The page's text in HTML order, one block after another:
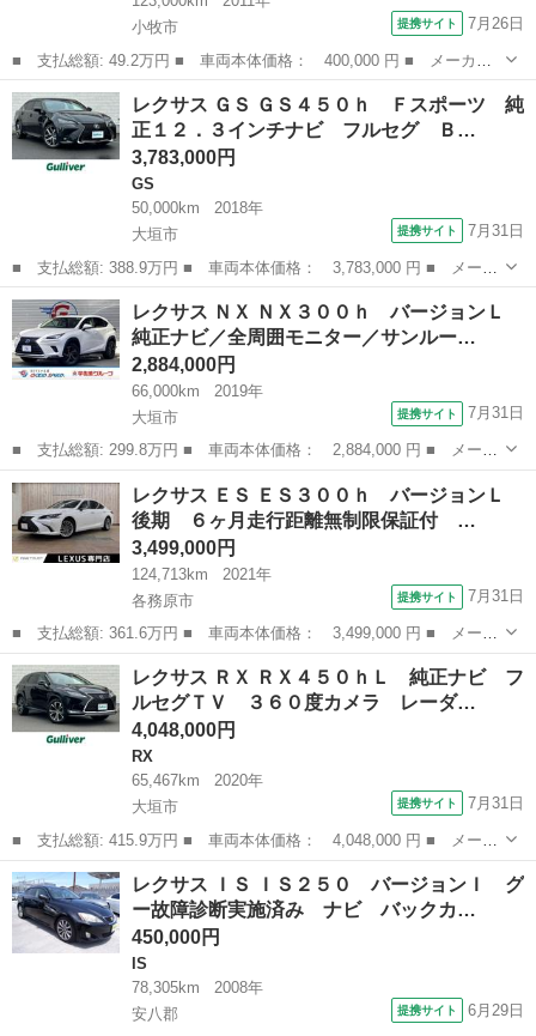
小牧市
提携サイト 7月26日
■ 支払総額: 49.2万円 ■ 車両本体価格： 400,000 円 ■ メーカー
名： レクサス ■ 車種名： ＣＴ ■ グレード名： ＣＴ２００
ｈ バージョンＣ 電格ミラー Ｂカメラ ＴＶナビ オートエアコ
ン ＥＴＣ車載...
愛知 小牧市 CT
レクサス ＧＳ ＧＳ４５０ｈ Ｆスポーツ 純
正１２．３インチナビ フルセグ Ｂ…
3,783,000円
GS
50,000km
2018年
大垣市
提携サイト 7月31日
■ 支払総額: 388.9万円 ■ 車両本体価格： 3,783,000 円 ■ メーカ
ー名： レクサス ■ 車種名： ＧＳ ■ グレード名： ＧＳ４５０
ｈ Ｆスポーツ 純正１２．３インチナビ フルセグ Ｂｌｕｅｔｏ
ｏｔｈ ...
岐阜 大垣市 GS
レクサス ＮＸ ＮＸ３００ｈ バージョンＬ
純正ナビ／全周囲モニター／サンルー…
2,884,000円
66,000km
2019年
大垣市
提携サイト 7月31日
■ 支払総額: 299.8万円 ■ 車両本体価格： 2,884,000 円 ■ メーカ
ー名： レクサス ■ 車種名： ＮＸ ■ グレード名： ＮＸ３００
ｈ バージョンＬ 純正ナビ／全周囲モニター／サンルーフ／シート
ヒーター...
岐阜 大垣市 レクサス
レクサス ＥＳ ＥＳ３００ｈ バージョンＬ
後期 ６ヶ月走行距離無制限保証付 …
3,499,000円
124,713km
2021年
各務原市
提携サイト 7月31日
■ 支払総額: 361.6万円 ■ 車両本体価格： 3,499,000 円 ■ メーカ
ー名： レクサス ■ 車種名： ＥＳ ■ グレード名： ＥＳ３００
ｈ バージョンＬ 後期 ６ヶ月走行距離無制限保証付 サンルー
フ 本革白...
岐阜 各務原市 レクサス
レクサス ＲＸ ＲＸ４５０ｈＬ 純正ナビ フ
ルセグＴＶ ３６０度カメラ レーダ…
4,048,000円
RX
65,467km
2020年
大垣市
提携サイト 7月31日
■ 支払総額: 415.9万円 ■ 車両本体価格： 4,048,000 円 ■ メーカ
ー名： レクサス ■ 車種名： ＲＸ ■ グレード名： ＲＸ４５０
ｈＬ 純正ナビ フルセグＴＶ ３６０度カメラ レーダークルーズ
コントロ...
岐阜 大垣市 RX
レクサス ＩＳ ＩＳ２５０ バージョンＩ グ
ー故障診断実施済み ナビ バックカ…
450,000円
IS
78,305km
2008年
安八郡
提携サイト 6月29日